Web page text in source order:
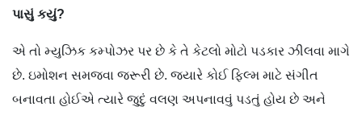
પાસું કયું?
એ તો મ્યુઝિક કમ્પોઝર પર છે કે તે કેટલો મોટો પડકાર ઝીલવા માગે
છે. ઇમોશન સમજવા જરૂરી છે. જ્યારે કોઈ ફિલ્મ માટે સંગીત
બનાવતા હોઈએ ત્યારે જુદું વલણ અપનાવવું પડતું હોય છે અને